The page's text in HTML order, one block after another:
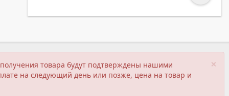
×
товара будут подтверждены нашими
на следующий день или позже, цена на товар и